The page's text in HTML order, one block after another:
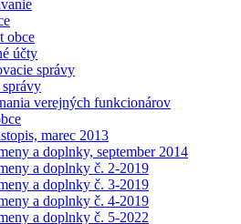
obce
účty
správy
verejných funkcionárov
marec 2013
a doplnky, september 2014
a doplnky č. 2-2019
a doplnky č. 3-2019
a doplnky č. 4-2019
a doplnky č. 5-2022